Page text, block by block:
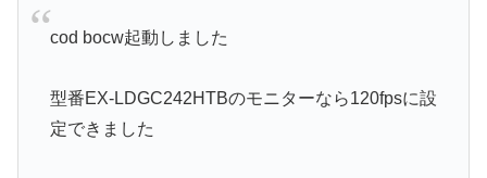
cod bocw起動しました
型番EX-LDGC242HTBのモニターなら120fpsに設
定できました